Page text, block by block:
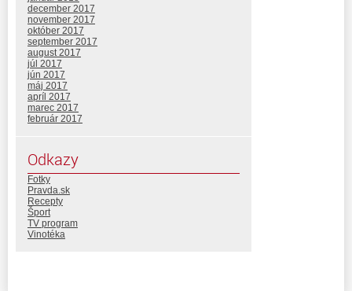
december 2017
november 2017
október 2017
september 2017
august 2017
júl 2017
jún 2017
máj 2017
apríl 2017
marec 2017
február 2017
Odkazy
Fotky
Pravda.sk
Recepty
Šport
TV program
Vinotéka